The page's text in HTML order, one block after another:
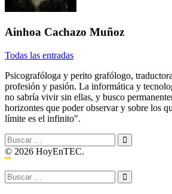
Ainhoa Cachazo Muñoz
Todas las entradas
Psicografóloga y perito grafólogo,
profesión y pasión. La informática y
no sabría vivir sin ellas, y busco
horizontes que poder observar y sobre los
límite es el infinito".
Buscar:
© 2026 HoyEnTEC.
Buscar: